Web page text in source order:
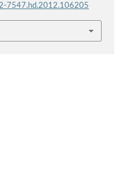
7547.hd.2012.106205